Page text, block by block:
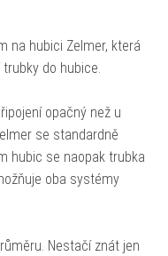
na hubici Zelmer, která
do hubice.
opačný než u
se standardně
hubic se naopak trubka
oba systémy
Nestačí znát jen